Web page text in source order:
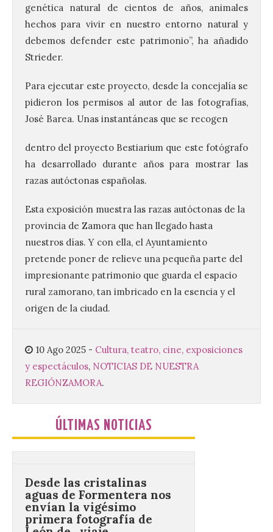
genética natural de cientos de años, animales
hechos para vivir en nuestro entorno natural y
debemos defender este patrimonio”, ha añadido
Strieder.
Para ejecutar este proyecto, desde la concejalía se
pidieron los permisos al autor de las fotografías,
José Barea. Unas instantáneas que se recogen
dentro del proyecto Bestiarium que este fotógrafo
ha desarrollado durante años para mostrar las
razas autóctonas españolas.
Esta exposición muestra las razas autóctonas de la
provincia de Zamora que han llegado hasta
nuestros días. Y con ella, el Ayuntamiento
pretende poner de relieve una pequeña parte del
impresionante patrimonio que guarda el espacio
rural zamorano, tan imbricado en la esencia y el
origen de la ciudad.
10 Ago 2025 - Cultura, teatro, cine, exposiciones
y espectáculos, NOTICIAS DE NUESTRA
REGIÓNZAMORA.
ÚLTIMAS NOTICIAS
Gijón/Xixón celebra la
tercera edición de Paseo
Gastro, una cita
gastronómica que se
desarrolla coincidiendo
con la Semana Grande de
la ciudad.
10 Ago 2026
gastronómicas, que se
podrán degustar en el
Paseo de Begoña y los
Jardines de la Reina hasta
el 16 de agosto. El Paseo de Begoña y los
envían la vigésimo
primera fotografía de
León de…viaje.
10 Ago 2026